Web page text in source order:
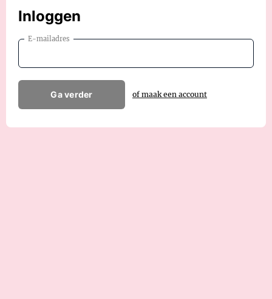
Inloggen
E-mailadres
Ga verder of maak een account